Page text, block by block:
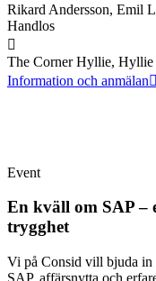
Rikard Andersson, Emil
Handlos
The Corner Hyllie,
Information och anmälan
Event
En kväll om SAP –
trygghet
Vi på Consid vill bjuda in
SAP, affärsnytta och